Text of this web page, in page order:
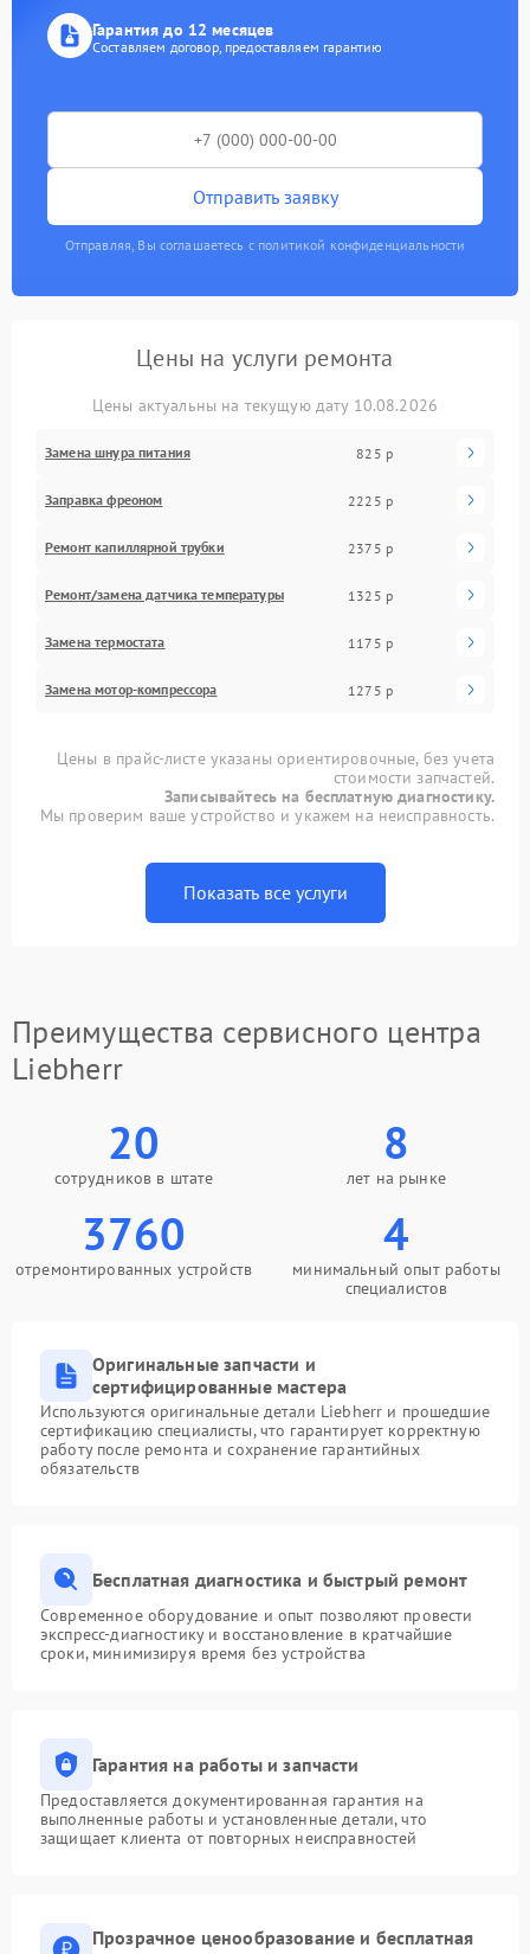
Гарантия до 12 месяцев
Составляем договор, предоставляем гарантию
Отправить заявку
Отправляя, Вы соглашаетесь с политикой конфиденциальности
Цены на услуги ремонта
Цены актуальны на текущую дату 10.08.2026
Замена шнура питания 825 р
Заправка фреоном 2225 р
Ремонт капиллярной трубки 2375 р
Ремонт/замена датчика температуры 1325 р
Замена термостата 1175 р
Замена мотор-компрессора 1275 р
Цены в прайс-листе указаны ориентировочные, без учета
стоимости запчастей.
Записывайтесь на бесплатную диагностику.
Мы проверим ваше устройство и укажем на неисправность.
Показать все услуги
Преимущества сервисного центра
Liebherr
20
сотрудников в штате
8
лет на рынке
3760
отремонтированных устройств
4
минимальный опыт работы
специалистов
Оригинальные запчасти и
сертифицированные мастера
Используются оригинальные детали Liebherr и прошедшие
сертификацию специалисты, что гарантирует корректную
работу после ремонта и сохранение гарантийных
обязательств
Бесплатная диагностика и быстрый ремонт
Современное оборудование и опыт позволяют провести
экспресс-диагностику и восстановление в кратчайшие
сроки, минимизируя время без устройства
Гарантия на работы и запчасти
Предоставляется документированная гарантия на
выполненные работы и установленные детали, что
защищает клиента от повторных неисправностей
Прозрачное ценообразование и бесплатная